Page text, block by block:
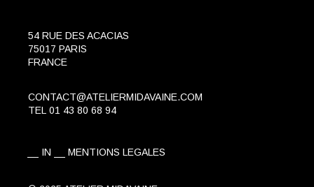
54 RUE DES ACACIAS
75017 PARIS
FRANCE
CONTACT@ATELIERMIDAVAINE.COM
TEL 01 43 80 68 94
IN MENTIONS LEGALES